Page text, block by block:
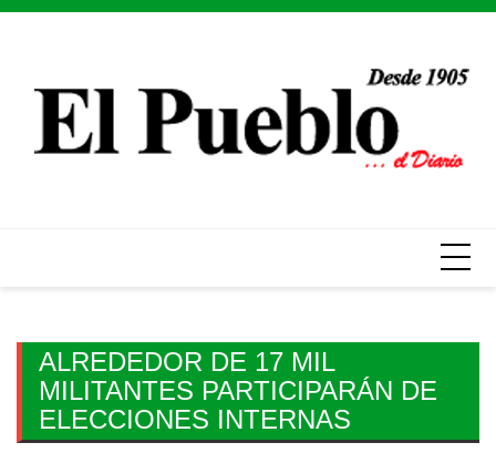
Skip
ALREDEDOR DE 17 MIL
MILITANTES PARTICIPARÁN DE
ELECCIONES INTERNAS